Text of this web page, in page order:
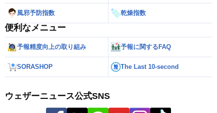
風邪予防指数 乾燥指数
便利なメニュー
予報精度向上の取り組み 予報に関するFAQ
SORASHOP The Last 10-second
ウェザーニュース公式SNS